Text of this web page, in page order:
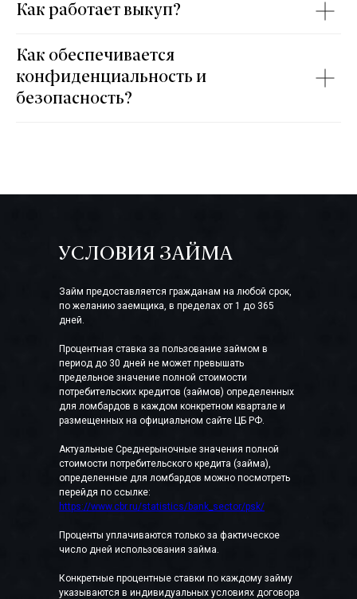
Как работает выкуп?
Как обеспечивается
конфиденциальность и
безопасность?
УСЛОВИЯ ЗАЙМА
Займ предоставляется гражданам на любой срок,
по желанию заемщика, в пределах от 1 до 365
дней.
Процентная ставка за пользование займом в
период до 30 дней не может превышать
предельное значение полной стоимости
потребительских кредитов (займов) определенных
для ломбардов в каждом конкретном квартале и
размещенных на официальном сайте ЦБ РФ.
Актуальные Среднерыночные значения полной
стоимости потребительского кредита (займа),
определенные для ломбардов можно посмотреть
перейдя по ссылке:
https://www.cbr.ru/statistics/bank_sector/psk/
Проценты уплачиваются только за фактическое
число дней использования займа.
Конкретные процентные ставки по каждому займу
указываются в индивидуальных условиях договора